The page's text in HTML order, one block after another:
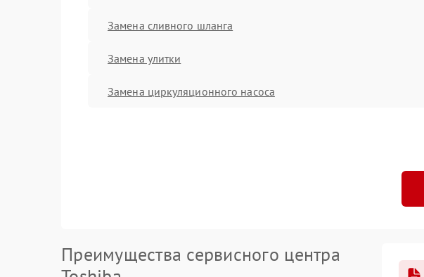
Замена сливного шланга
Замена улитки
Замена циркуляционного насоса
Преимущества сервисного центра